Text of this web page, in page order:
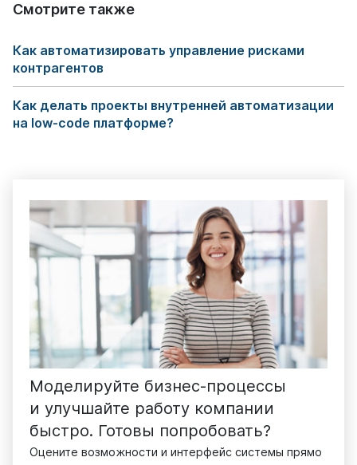
Смотрите также
Как автоматизировать управление рисками
контрагентов
Как делать проекты внутренней автоматизации
на low-code платформе?
Моделируйте бизнес-процессы
и улучшайте работу компании
быстро. Готовы попробовать?
Оцените возможности и интерфейс системы прямо